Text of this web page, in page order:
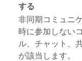
する
非同期コミュニ
時に参加しない
ル、チャット、
が該当します。